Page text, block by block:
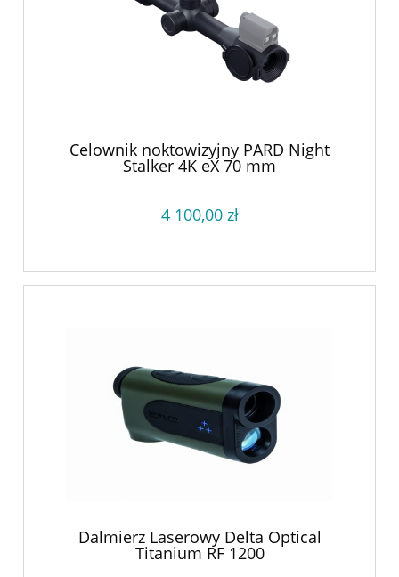
Celownik noktowizyjny PARD Night
Stalker 4K eX 70 mm
4 100,00 zł
Dalmierz Laserowy Delta Optical
Titanium RF 1200